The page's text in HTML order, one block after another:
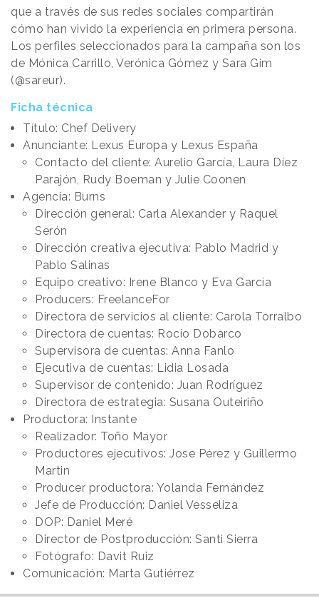
que a través de sus redes sociales compartirán
cómo han vivido la experiencia en primera persona.
Los perfiles seleccionados para la campaña son los
de Mónica Carrillo, Verónica Gómez y Sara Gim
(@sareur).
Ficha técnica
Título: Chef Delivery
Anunciante: Lexus Europa y Lexus España
Contacto del cliente: Aurelio García, Laura Díez
Parajón, Rudy Boeman y Julie Coonen
Agencia: Burns
Dirección general: Carla Alexander y Raquel
Serón
Dirección creativa ejecutiva: Pablo Madrid y
Pablo Salinas
Equipo creativo: Irene Blanco y Eva García
Producers: FreelanceFor
Directora de servicios al cliente: Carola Torralbo
Directora de cuentas: Rocío Dobarco
Supervisora de cuentas: Anna Fanlo
Ejecutiva de cuentas: Lidia Losada
Supervisor de contenido: Juan Rodríguez
Directora de estrategia: Susana Outeiriño
Productora: Instante
Realizador: Toño Mayor
Productores ejecutivos: Jose Pérez y Guillermo
Martin
Producer productora: Yolanda Fernández
Jefe de Producción: Daniel Vesseliza
DOP: Daniel Meré
Director de Postproducción: Santi Sierra
Fotógrafo: Davit Ruiz
Comunicación: Marta Gutiérrez